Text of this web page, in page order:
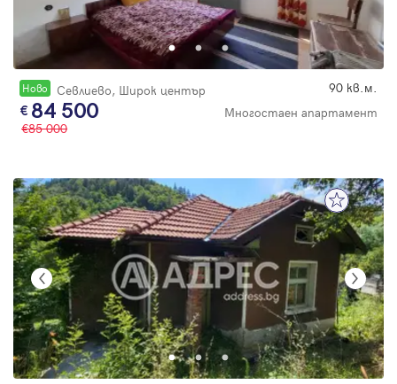
Новo Севлиево, Широк център 90 кв.м.
84 500
Многостаен апартамент
85 000